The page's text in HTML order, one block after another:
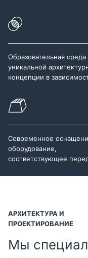
Образовательная
уникальной
концепции в
Современное
оборудование,
соответствующее
АРХИТЕКТУРА И
ПРОЕКТИРОВАНИЕ
Мы